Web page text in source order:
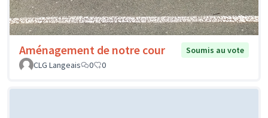
Aménagement de notre cour
Soumis au vote
CLG Langeais
0 0